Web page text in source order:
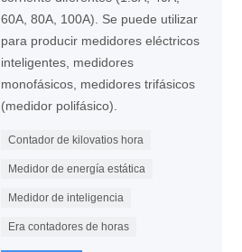
60A, 80A, 100A). Se puede utilizar
para producir medidores eléctricos
inteligentes, medidores
monofásicos, medidores trifásicos
(medidor polifásico).
Contador de kilovatios hora
Medidor de energía estática
Medidor de inteligencia
Era contadores de horas